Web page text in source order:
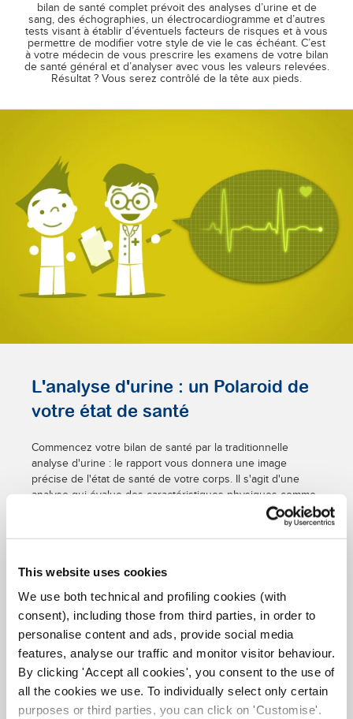
This website uses cookies
We use both technical and profiling cookies (with
consent), including those from third parties, in order to
personalise content and ads, provide social media
features, analyse our traffic and monitor visitor behaviour.
By clicking 'Accept all cookies', you consent to the use of
all the cookies we use. To individually select only certain
purposes or third parties, you can click on 'Customise'.
bilan de santé complet prévoit des analyses d’urine et de
sang, des échographies, un électrocardiogramme et d’autres
tests visant à établir d’éventuels facteurs de risques et à vous
permettre de modifier votre style de vie le cas échéant. C’est
à votre médecin de vous prescrire les examens de votre bilan
de santé général et d’analyser avec vous les valeurs relevées.
Résultat ? Vous serez contrôlé de la tête aux pieds.
L'analyse d'urine : un Polaroid de
votre état de santé
Commencez votre bilan de santé par la traditionnelle
analyse d'urine : le rapport vous donnera une image
précise de l'état de santé de votre corps. Il s'agit d'une
analyse qui évalue des caractéristiques physiques comme
la couleur, l'aspect, l'odeur mais également quelques
composants chimiques comme les protéines, le sang et le
glucose. La concentration de glucose, comme vous le
diabète.
L'analyse de sang permet de
contrôler l'anémie
L'analyse de sang permettra à votre médecin de vérifier
que vos valeurs restent dans la norme : hématocrite,
transaminase et bien d'autres… Mais avant tout, l'examen
du sang permettra de vérifier la présence d'une anémie,